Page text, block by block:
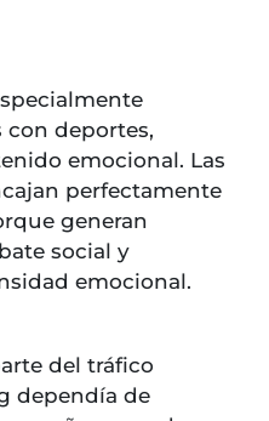
con deportes,
emocional. Las
perfectamente
generan
social y
emocional.
del tráfico
dependía de